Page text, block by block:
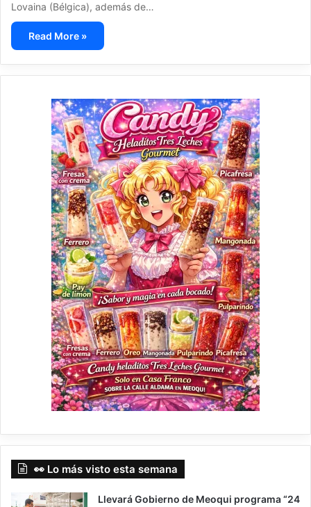
Lovaina (Bélgica), además de…
Read More »
👀 Lo más visto esta semana
Llevará Gobierno de Meoqui programa “24